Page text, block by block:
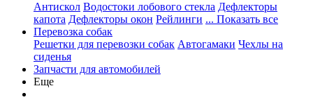
Антискол Водостоки лобового стекла Дефлекторы
капота Дефлекторы окон Рейлинги ... Показать все
Перевозка собак
Решетки для перевозки собак Автогамаки Чехлы на
сиденья
Запчасти для автомобилей
Еще